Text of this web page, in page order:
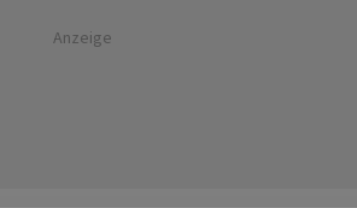
Anzeige